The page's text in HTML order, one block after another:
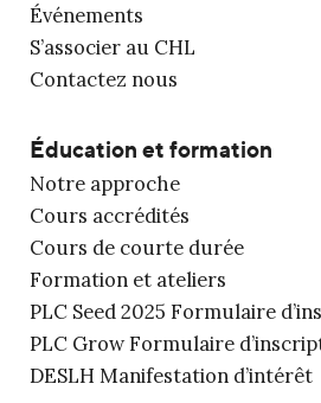
Événements
S’associer au CHL
Contactez nous
Éducation et formation
Notre approche
Cours accrédités
Cours de courte durée
Formation et ateliers
PLC Seed 2025 Formulaire
PLC Grow Formulaire
DESLH Manifestation d’intérêt